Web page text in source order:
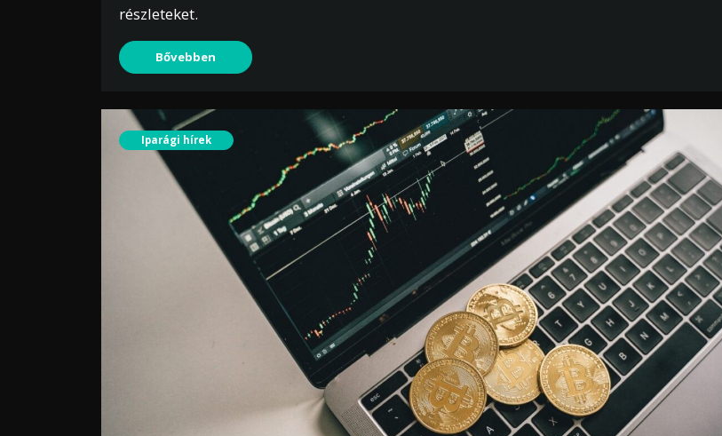
részleteket.
Bővebben
Iparági hírek